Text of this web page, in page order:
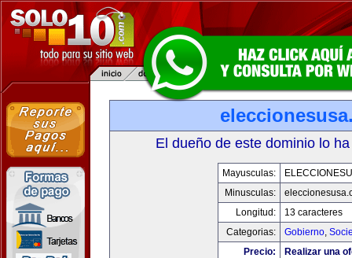
El dueño de este dominio lo
Mayusculas:
Minusculas:
Longitud:
13 caracteres
Categorias:
Gobierno,
Precio:
Realizar una